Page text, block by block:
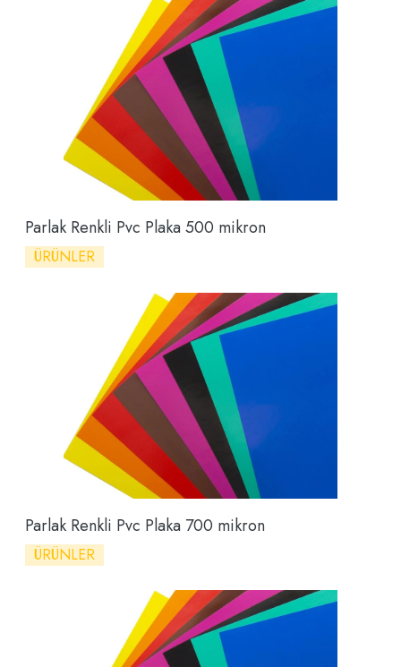
Parlak Renkli Pvc Plaka 500 mikron
ÜRÜNLER
Parlak Renkli Pvc Plaka 700 mikron
ÜRÜNLER